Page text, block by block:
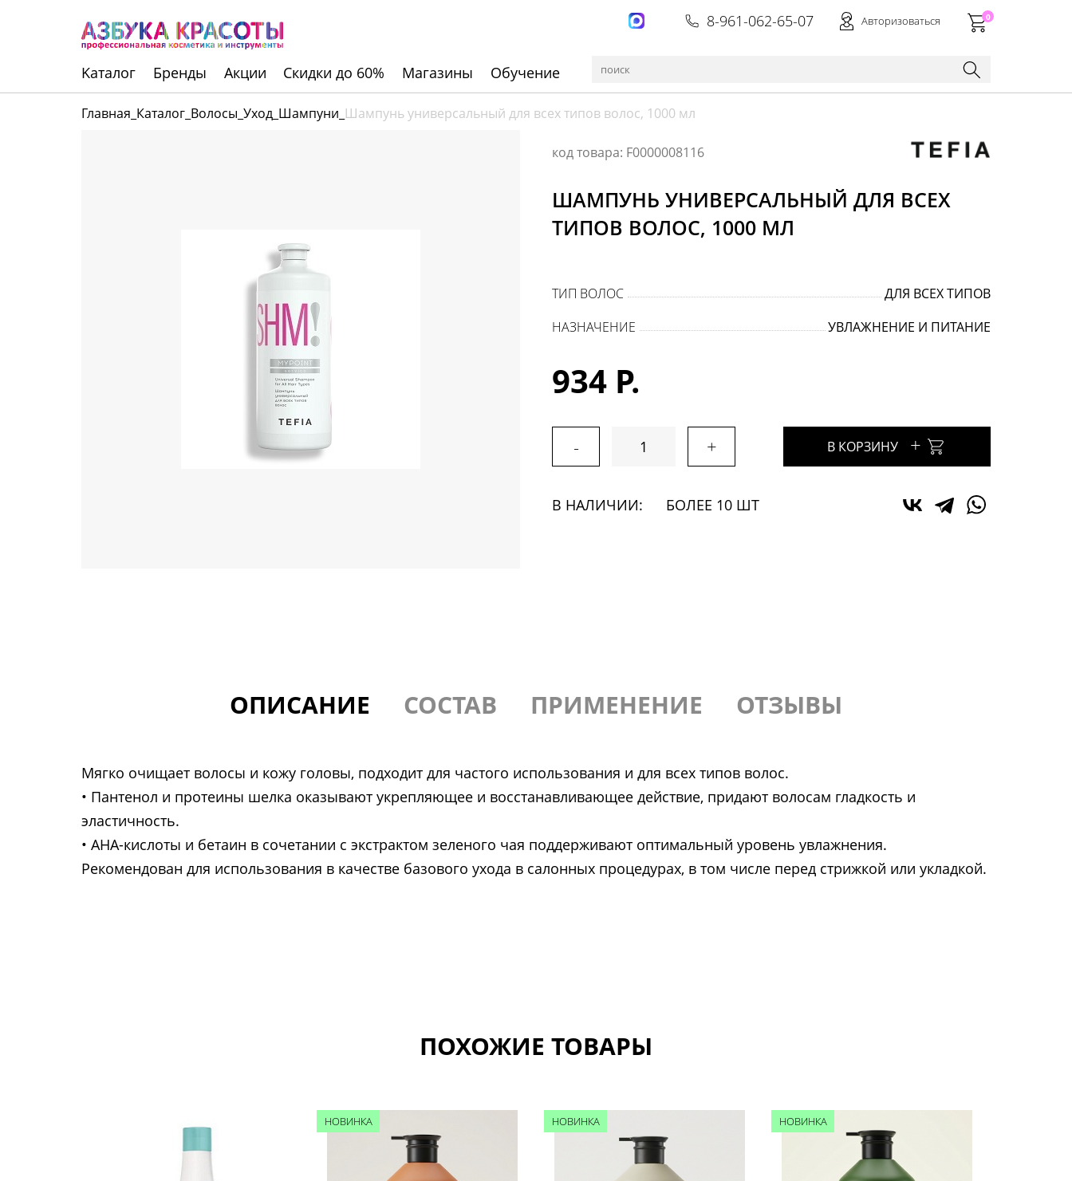
8-961-062-65-07 Авторизоваться 0
Kаталог Бренды Акции Скидки до 60% Магазины Обучение
Главная Каталог Волосы Уход Шампуни Шампунь универсальный для всех типов волос, 1000 мл
код товара: F0000008116
ШАМПУНЬ УНИВЕРСАЛЬНЫЙ ДЛЯ ВСЕХ
ТИПОВ ВОЛОС, 1000 МЛ
ДЛЯ ВСЕХ ТИПОВ
ТИП ВОЛОС
УВЛАЖНЕНИЕ И ПИТАНИЕ
НАЗНАЧЕНИЕ
934 Р.
- + В КОРЗИНУ +
В НАЛИЧИИ: БОЛЕЕ 10 ШТ
ОПИСАНИЕ СОСТАВ ПРИМЕНЕНИЕ ОТЗЫВЫ
Мягко очищает волосы и кожу головы, подходит для частого использования и для всех типов волос.
• Пантенол и протеины шелка оказывают укрепляющее и восстанавливающее действие, придают волосам гладкость и
эластичность.
• АНА-кислоты и бетаин в сочетании с экстрактом зеленого чая поддерживают оптимальный уровень увлажнения.
Рекомендован для использования в качестве базового ухода в салонных процедурах, в том числе перед стрижкой или укладкой.
ПОХОЖИЕ ТОВАРЫ
НОВИНКА НОВИНКА НОВИНКА